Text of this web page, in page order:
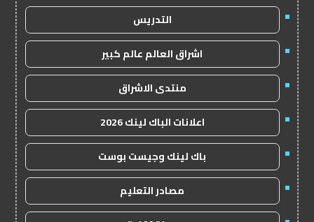
التدريس
اشراق العالم عالم كبير
منتدى الاشراق
اعلانات الباك لينك 2026
باك لينك وجيست بوست
مصادر التعليم